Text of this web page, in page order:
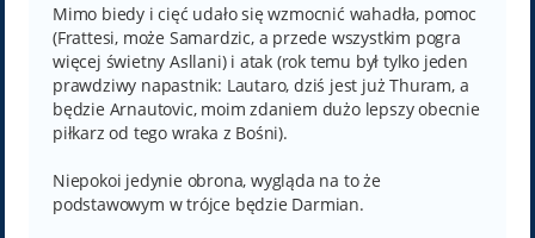
Mimo biedy i cięć udało się wzmocnić wahadła, pomoc
(Frattesi, może Samardzic, a przede wszystkim pogra
więcej świetny Asllani) i atak (rok temu był tylko jeden
prawdziwy napastnik: Lautaro, dziś jest już Thuram, a
będzie Arnautovic, moim zdaniem dużo lepszy obecnie
piłkarz od tego wraka z Bośni).
Niepokoi jedynie obrona, wygląda na to że
podstawowym w trójce będzie Darmian.